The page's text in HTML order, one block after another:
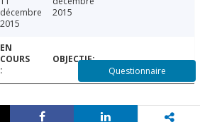
décembre
2015
2015
Questionnaire